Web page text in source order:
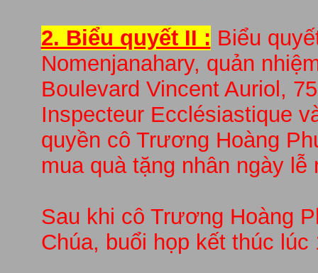
2. Biểu quyết II : Biểu
Nomenjanahary, quản
Boulevard Vincent Auriol,
Inspecteur Ecclésiastique
quyền cô Trương Hoàng
mua quà tặng nhân ngày lễ
Sau khi cô Trương Hoàng
Chúa, buổi họp kết thúc lúc